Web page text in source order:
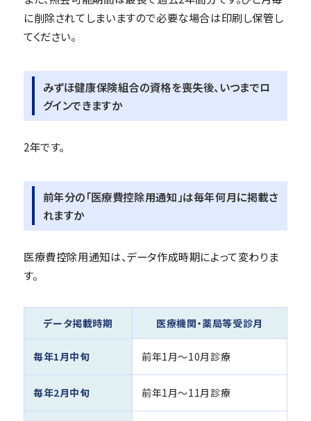
に削除されてしまいますので必要な場合は印刷し保管し
てください。
みずほ健康保険組合の資格を喪失後、いつまでロ
グインできますか
2年です。
前年分の「医療費控除用通知」は毎年何月に掲載さ
れますか
医療費控除用通知は、データ作成時期によって変わりま
す。
データ掲載時期 医療機関・薬局等受診月
毎年1月中旬 前年1月～10月診療
毎年2月中旬 前年1月～11月診療